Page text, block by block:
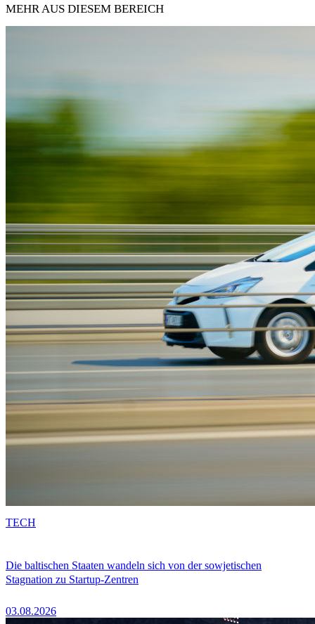
MEHR AUS DIESEM BEREICH
Die baltischen Staaten wandeln sich von der sowjetischen
Stagnation zu Startup-Zentren
03.08.2026
TECH